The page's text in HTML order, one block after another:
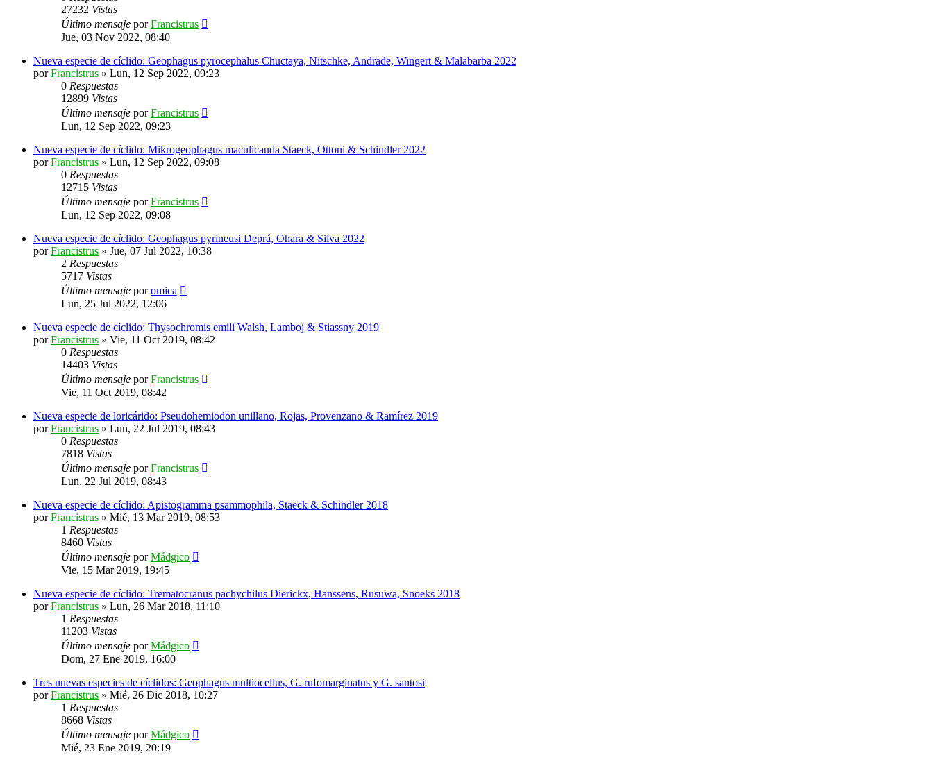
27232 Vistas
Último mensaje porFrancistrus
Jue, 03 Nov 2022, 08:40
Nueva especie de cíclido: Geophagus pyrocephalus Chuctaya, Nitschke, Andrade, Wingert & Malabarba 2022
porFrancistrus » Lun, 12 Sep 2022, 09:23
0 Respuestas
12899 Vistas
Último mensaje porFrancistrus
Lun, 12 Sep 2022, 09:23
Nueva especie de cíclido: Mikrogeophagus maculicauda Staeck, Ottoni & Schindler 2022
porFrancistrus » Lun, 12 Sep 2022, 09:08
0 Respuestas
12715 Vistas
Último mensaje porFrancistrus
Lun, 12 Sep 2022, 09:08
Nueva especie de cíclido: Geophagus pyrineusi Deprá, Ohara & Silva 2022
porFrancistrus » Jue, 07 Jul 2022, 10:38
2 Respuestas
5717 Vistas
Último mensaje poromica
Lun, 25 Jul 2022, 12:06
Nueva especie de cíclido: Thysochromis emili Walsh, Lamboj & Stiassny 2019
porFrancistrus » Vie, 11 Oct 2019, 08:42
0 Respuestas
14403 Vistas
Último mensaje porFrancistrus
Vie, 11 Oct 2019, 08:42
Nueva especie de loricárido: Pseudohemiodon unillano, Rojas, Provenzano & Ramírez 2019
porFrancistrus » Lun, 22 Jul 2019, 08:43
0 Respuestas
7818 Vistas
Último mensaje porFrancistrus
Lun, 22 Jul 2019, 08:43
Nueva especie de cíclido: Apistogramma psammophila, Staeck & Schindler 2018
porFrancistrus » Mié, 13 Mar 2019, 08:53
1 Respuestas
8460 Vistas
Último mensaje porMádgico
Vie, 15 Mar 2019, 19:45
Nueva especie de cíclido: Trematocranus pachychilus Dierickx, Hanssens, Rusuwa, Snoeks 2018
porFrancistrus » Lun, 26 Mar 2018, 11:10
1 Respuestas
11203 Vistas
Último mensaje porMádgico
Dom, 27 Ene 2019, 16:00
Tres nuevas especies de cíclidos: Geophagus multiocellus, G. rufomarginatus y G. santosi
porFrancistrus » Mié, 26 Dic 2018, 10:27
1 Respuestas
8668 Vistas
Último mensaje porMádgico
Mié, 23 Ene 2019, 20:19